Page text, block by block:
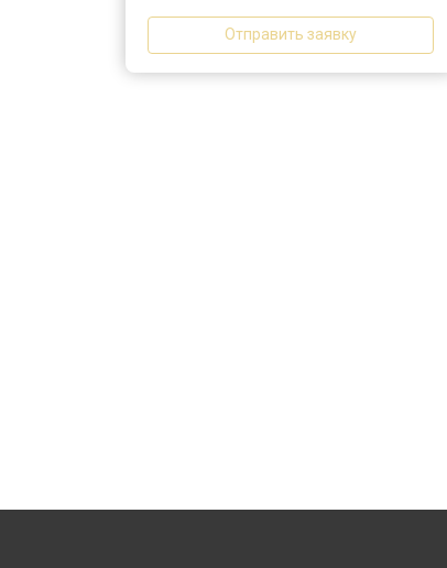
Отправить заявку